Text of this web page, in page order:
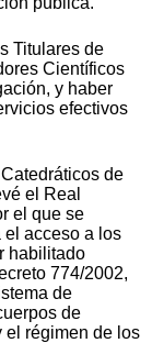
Titulares de
Científicos
y haber
efectivos
de
el Real
el que se
acceso a los
habilitado
774/2002,
de
de
el régimen de los